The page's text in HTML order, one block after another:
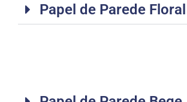
Papel de Parede Floral